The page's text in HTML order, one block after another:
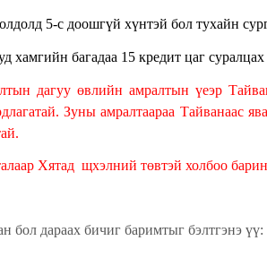
5-с доошгүй хүнтэй бол тухайн
хамгийн багадаа 15 кредит цаг
дагуу өвлийн амралтын үеэр
Зуны амралтаараа Тайванаас
Хятад щхэлний төвтэй холбоо
бол дараах бичиг баримтыг бэлтгэнэ үү: